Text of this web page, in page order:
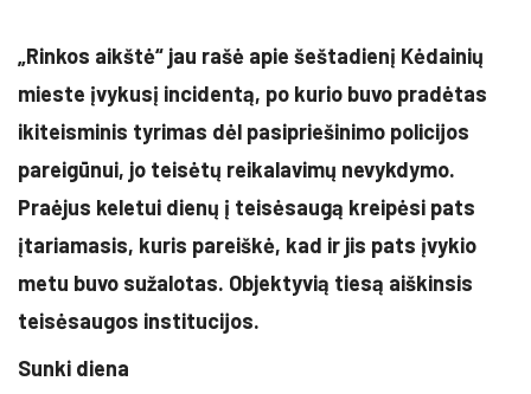
„Rinkos aikštė“ jau rašė apie šeštadienį Kėdainių
mieste įvykusį incidentą, po kurio buvo pradėtas
ikiteisminis tyrimas dėl pasipriešinimo policijos
pareigūnui, jo teisėtų reikalavimų nevykdymo.
Praėjus keletui dienų į teisėsaugą kreipėsi pats
įtariamasis, kuris pareiškė, kad ir jis pats įvykio
metu buvo sužalotas. Objektyvią tiesą aiškinsis
teisėsaugos institucijos.
Sunki diena